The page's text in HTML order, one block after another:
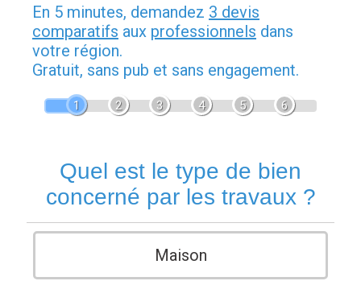
En 5 minutes, demandez 3 devis
comparatifs aux professionnels dans
votre région.
Gratuit, sans pub et sans engagement.
1 2 3 4 5 6
Quel est le type de bien
concerné par les travaux ?
Maison